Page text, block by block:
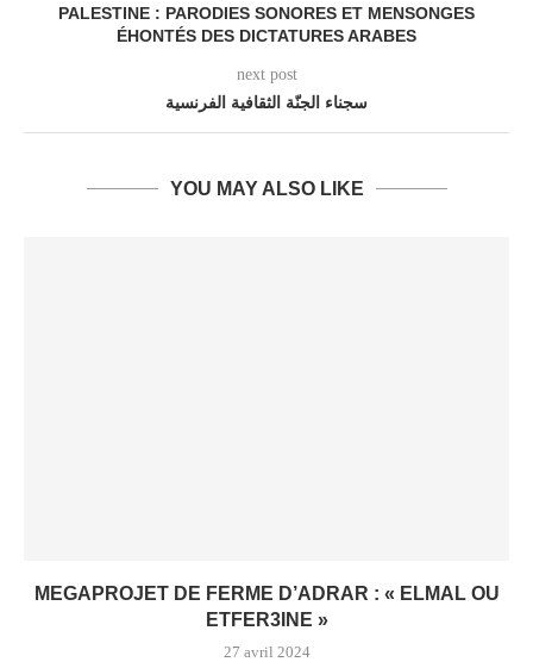
PALESTINE : PARODIES SONORES ET MENSONGES
ÉHONTÉS DES DICTATURES ARABES
next post
سجناء الجنّة الثقافية الفرنسية
YOU MAY ALSO LIKE
MEGAPROJET DE FERME D’ADRAR : « ELMAL OU
ETFER3INE »
27 avril 2024